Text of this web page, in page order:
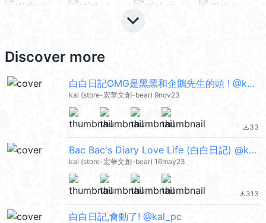
keyboard_arrow_down
Discover more
白白日記OMG是黑黑和企鵝先生的頭 ! @kal_pc
kal (store-宏華文創-bear) 9nov23
file_download33
Bac Bac's Diary Love Life (白白日記) @kal_pc
kal (store-宏華文創-bear) 16may23
file_download313
白白日記,會動了! @kal_pc